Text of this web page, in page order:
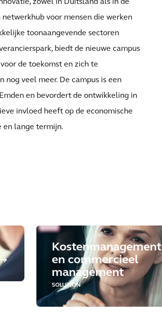
zowel in Duitsland als in de
voor mensen die werken
toonaangevende sectoren
biedt de nieuwe campus
de toekomst en zich te
veel meer. De campus is een
en bevordert de ontwikkeling in
invloed heeft op de economische
en lange termijn.
Kostenmanagement
en commercieel
management
SOLUTION